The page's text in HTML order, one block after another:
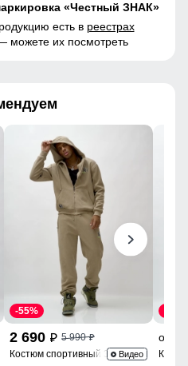
«Честный ЗНАК»
есть в реестрах
можете их посмотреть
2 690 p 5 990p
-55%
Костюм спортивный 336BВидео
от